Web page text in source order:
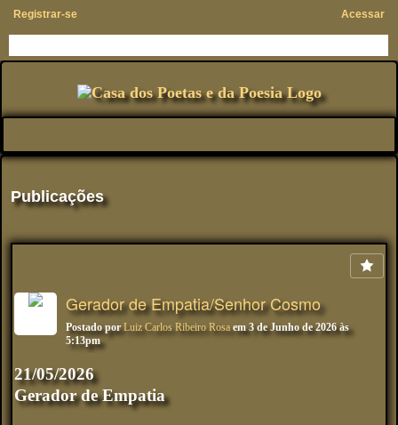
Registrar-se Acessar
Publicações
Gerador de Empatia/Senhor Cosmo
Postado porLuiz Carlos Ribeiro Rosa em 3 de Junho de 2026 às
5:13pm
21/05/2026
Gerador de Empatia